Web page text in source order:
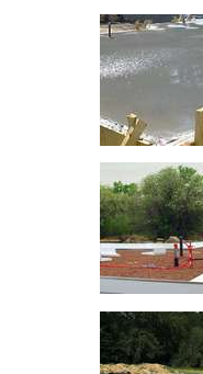
Dalle GEO-Passive Slab
De Legalett Canada Inc.